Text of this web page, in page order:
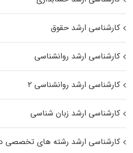
کارشناسی ارشد حقوق
کارشناسی ارشد روانشناسی
کارشناسی ارشد روانشناسی ۲
کارشناسی ارشد زبان شناسی
کارشناسی ارشد رﺷﺘﻪ ﻫﺎی تخصصی